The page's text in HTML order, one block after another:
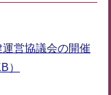
営協議会の開催
）